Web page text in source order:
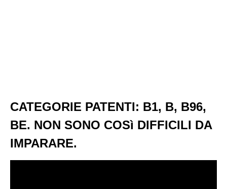
CATEGORIE PATENTI: B1, B, B96,
BE. NON SONO COSì DIFFICILI DA
IMPARARE.